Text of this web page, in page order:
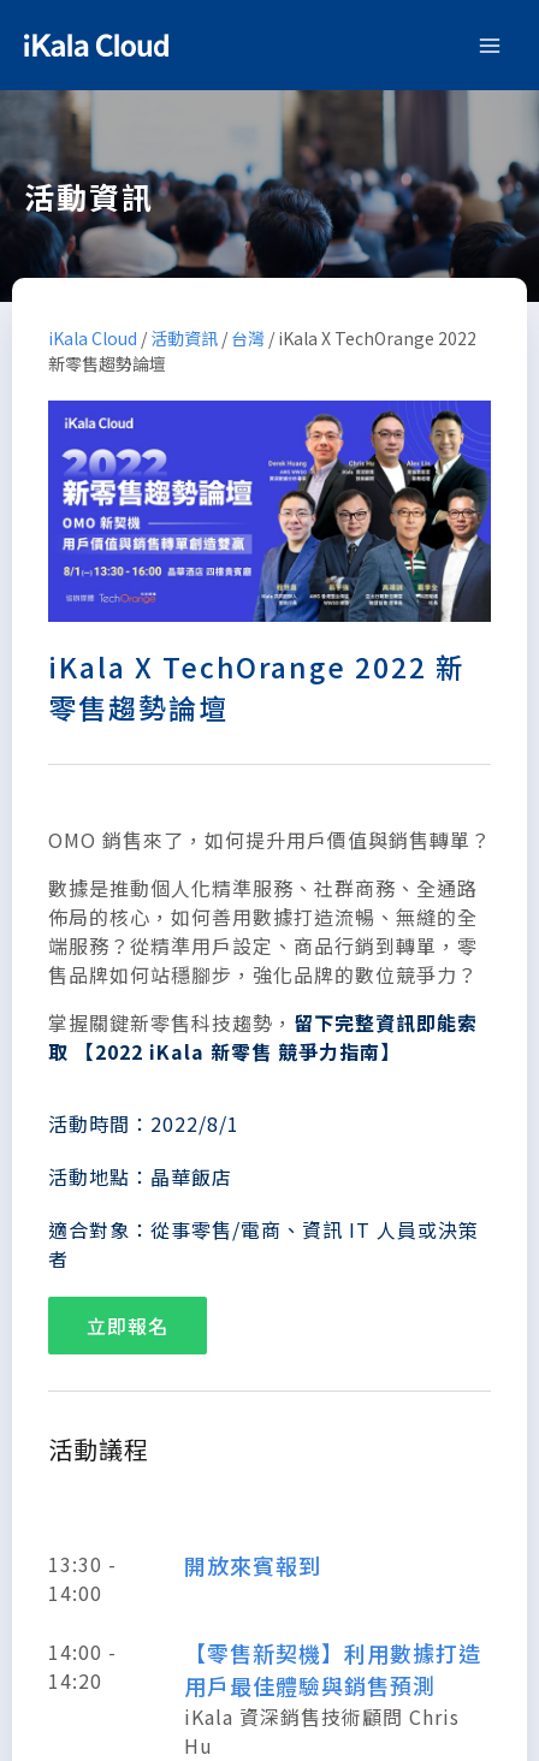
活動資訊
iKala Cloud / 活動資訊 / 台灣 / iKala X TechOrange 2022
新零售趨勢論壇
iKala X TechOrange 2022 新
零售趨勢論壇
OMO 銷售來了，如何提升用戶價值與銷售轉單？
數據是推動個人化精準服務、社群商務、全通路
佈局的核心，如何善用數據打造流暢、無縫的全
端服務？從精準用戶設定、商品行銷到轉單，零
售品牌如何站穩腳步，強化品牌的數位競爭力？
掌握關鍵新零售科技趨勢， 留下完整資訊即能索
取 【2022 iKala 新零售 競爭力指南】
活動時間：2022/8/1
活動地點：晶華飯店
適合對象：從事零售/電商、資訊 IT 人員或決策
者
立即報名
活動議程
13:30 -
14:00
開放來賓報到
14:00 -
14:20
【零售新契機】利用數據打造
用戶最佳體驗與銷售預測
iKala 資深銷售技術顧問 Chris
Hu